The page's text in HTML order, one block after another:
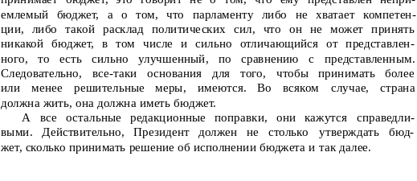
емлемый бюджет, а о том, что парламенту либо не хватает компетен-
ции, либо такой расклад политических сил, что он не может принять
никакой бюджет, в том числе и сильно отличающийся от представлен-
ного,
то есть сильно улучшенный, по сравнению с
представленным.
Следовательно,
все-таки основания для того, чтобы принимать
более
или
менее решительные меры, имеются. Во всяком случае,
страна
должна жить, она должна иметь бюджет.
А
все остальные редакционные поправки, они кажутся
справедли-
выми.
Действительно, Президент должен не столько утверждать
бюд-
жет, сколько принимать решение об исполнении бюджета и так далее.